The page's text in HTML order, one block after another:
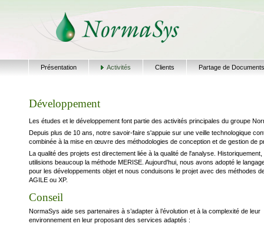
Présentation Activités Clients Partage de Documents
Développement
Les études et le développement font partie des activités principales du groupe
Depuis plus de 10 ans, notre savoir-faire s'appuie sur une veille technologique
combinée à la mise en œuvre des méthodologies de conception et de gestion de
La qualité des projets est directement liée à la qualité de l'analyse. Historiquement,
utilisions beaucoup la méthode MERISE. Aujourd'hui, nous avons adopté le
pour les développements objet et nous conduisons le projet avec des méthodes
AGILE ou XP.
Conseil
NormaSys aide ses partenaires à s’adapter à l’évolution et à la complexité de leur
environnement en leur proposant des services adaptés :